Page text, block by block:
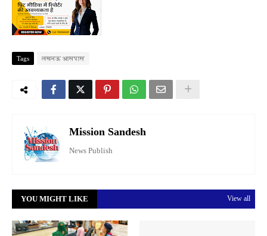
Tags लखनऊ आसपास
Mission Sandesh
News Publish
YOU MIGHT LIKE View all